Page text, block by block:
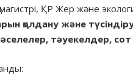
ҚР Жер және
қолдану және
тәуекелдер, сот